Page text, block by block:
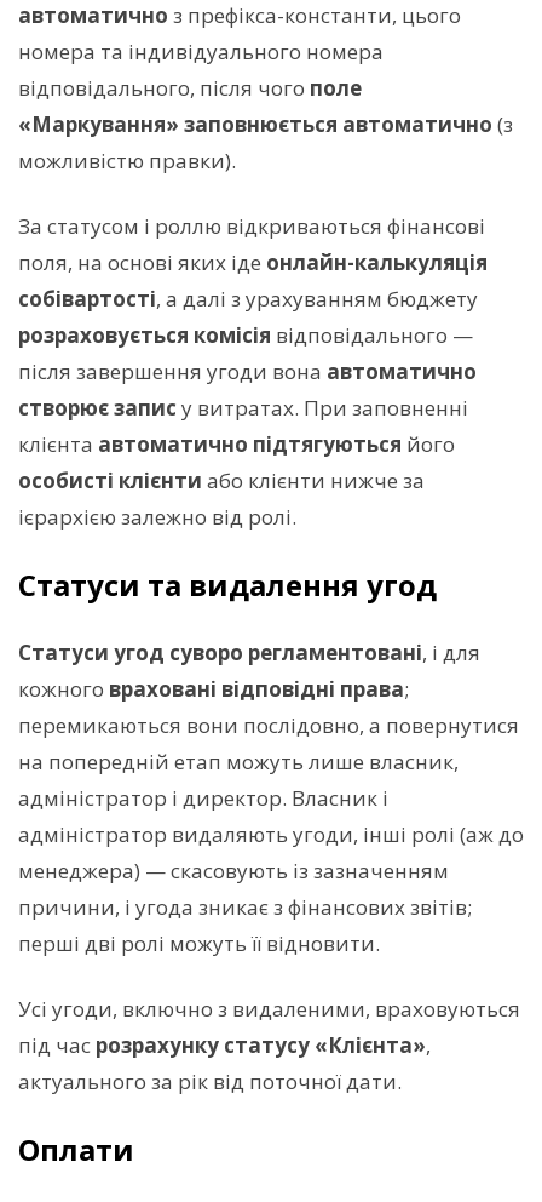
автоматично з префікса-константи, цього
номера та індивідуального номера
відповідального, після чого поле
«Маркування» заповнюється автоматично (з
можливістю правки).
За статусом і роллю відкриваються фінансові
поля, на основі яких іде онлайн-калькуляція
собівартості, а далі з урахуванням бюджету
розраховується комісія відповідального —
після завершення угоди вона автоматично
створює запис у витратах. При заповненні
клієнта автоматично підтягуються його
особисті клієнти або клієнти нижче за
ієрархією залежно від ролі.
Статуси та видалення угод
Статуси угод суворо регламентовані, і для
кожного враховані відповідні права;
перемикаються вони послідовно, а повернутися
на попередній етап можуть лише власник,
адміністратор і директор. Власник і
адміністратор видаляють угоди, інші ролі (аж до
менеджера) — скасовують із зазначенням
причини, і угода зникає з фінансових звітів;
перші дві ролі можуть її відновити.
Усі угоди, включно з видаленими, враховуються
під час розрахунку статусу «Клієнта»,
актуального за рік від поточної дати.
Оплати